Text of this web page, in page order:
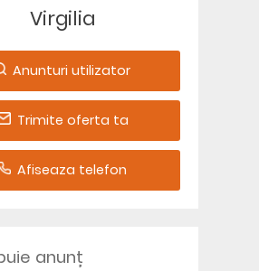
Virgilia
Anunturi utilizator
Trimite oferta ta
Afiseaza telefon
anunț